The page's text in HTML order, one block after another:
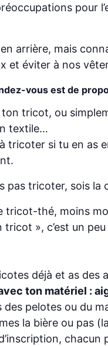
pour
arrière, mais
et éviter à nos
vous est de
tricot, ou
textile…
tricoter si tu en as
pas tricoter, sois la
tricot-thé, moins
tricot », c’est un
déjà et as des
ton matériel :
des pelotes ou du
la bière ou pas
chacun